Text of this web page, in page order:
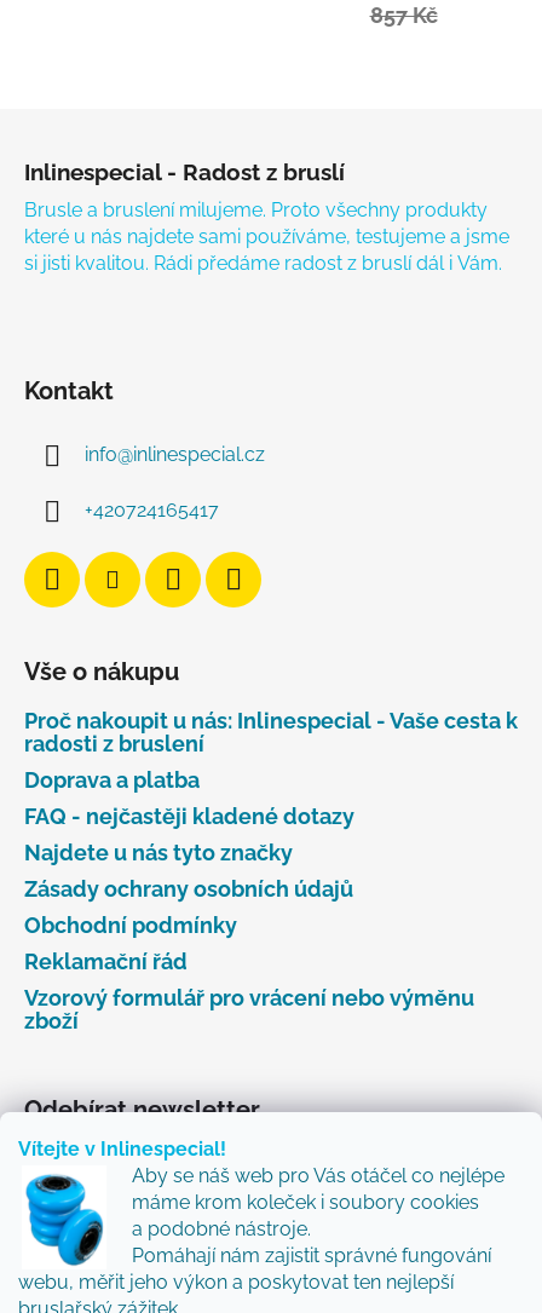
Vítejte v Inlinespecial!
Aby se náš web pro Vás otáčel co nejlépe
máme krom koleček i soubory cookies
a podobné nástroje.
Pomáhají nám zajistit správné fungování
webu, měřit jeho výkon a poskytovat ten nejlepší
857 Kč
Inlinespecial - Radost z bruslí
Brusle a bruslení milujeme. Proto všechny produkty
které u nás najdete sami používáme, testujeme a jsme
si jisti kvalitou. Rádi předáme radost z bruslí dál i Vám.
Kontakt
info@inlinespecial.cz
+420724165417
Vše o nákupu
Proč nakoupit u nás: Inlinespecial - Vaše cesta k
radosti z bruslení
Doprava a platba
FAQ - nejčastěji kladené dotazy
Najdete u nás tyto značky
Zásady ochrany osobních údajů
Obchodní podmínky
Reklamační řád
Vzorový formulář pro vrácení nebo výměnu
zboží
Odebírat newsletter
Vložte svůj e-mail a my vám budeme zasílat informace
o nových produktech na našem e-shopu.
Přidejte se k nám a my Vám budeme zasílat ty nejlepší
novinky a tipy.
E-mail